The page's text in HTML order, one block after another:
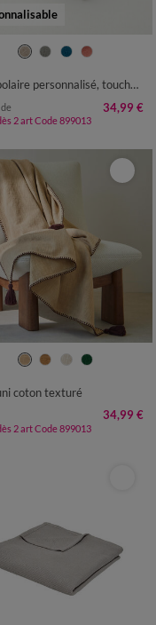
Plaid polaire personnalisé, toucher peluche
34,99 €
2 art Code 899013
coton texturé
34,99 €
2 art Code 899013